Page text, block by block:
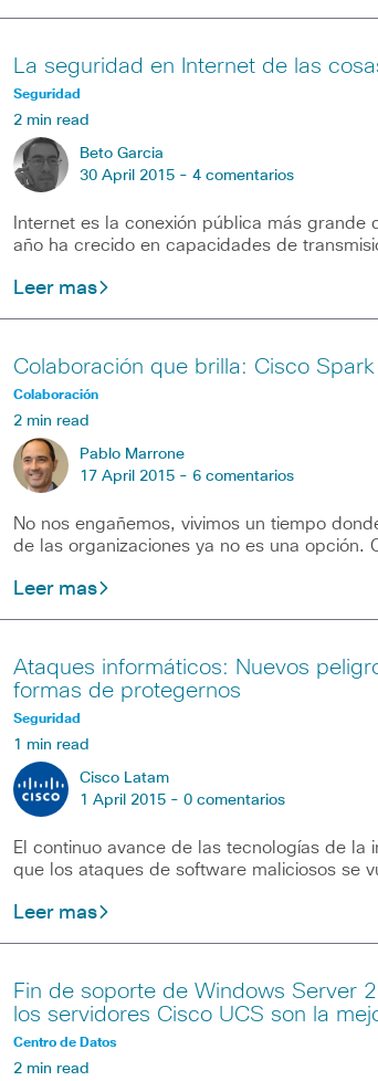
La seguridad en Internet de las
Seguridad
2 min read
Beto Garcia
30 April 2015 - 4 comentarios
Internet es la conexión pública más grande
año ha crecido en capacidades de
Leer mas
Colaboración que brilla: Cisco Spark
Colaboración
2 min read
Pablo Marrone
17 April 2015 - 6 comentarios
No nos engañemos, vivimos un tiempo
de las organizaciones ya no es una opción.
Leer mas
Ataques informáticos: Nuevos
formas de protegernos
Seguridad
1 min read
Cisco Latam
1 April 2015 - 0 comentarios
El continuo avance de las tecnologías de la
que los ataques de software maliciosos se
Leer mas
Fin de soporte de Windows Server
los servidores Cisco UCS son la
Centro de Datos
2 min read